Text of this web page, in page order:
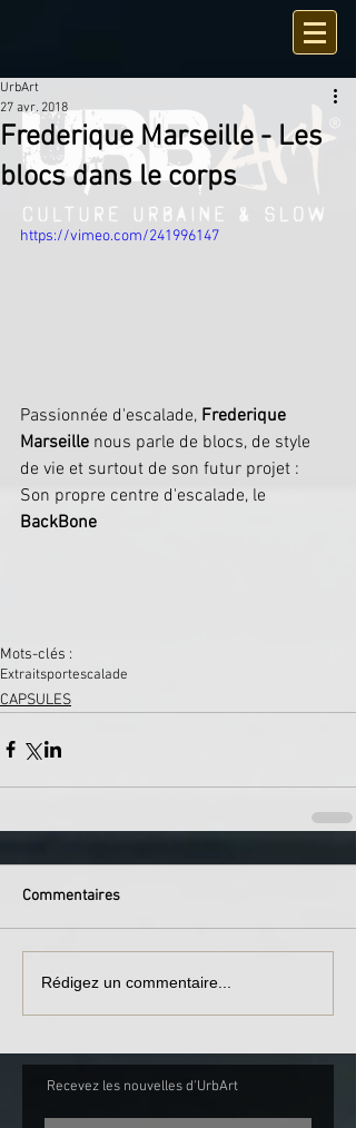
Frederique Marseille - Les
blocs dans le corps
UrbArt
27 avr. 2018
https://vimeo.com/241996147
Passionnée d'escalade, Frederique
Marseille nous parle de blocs, de style
de vie et surtout de son futur projet :
Son propre centre d'escalade, le
BackBone
Mots-clés :
Extraitsportescalade
CAPSULES
Commentaires
Rédigez un commentaire...
Recevez les nouvelles d'UrbArt